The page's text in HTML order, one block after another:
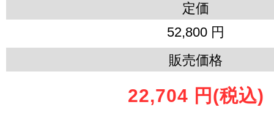
定価
52,800 円
販売価格
22,704 円 (税込)